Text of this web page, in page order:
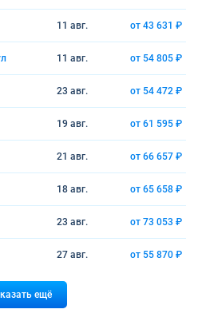
11 авг. от 43 631 ₽
11 авг. от 54 805 ₽
23 авг. от 54 472 ₽
19 авг. от 61 595 ₽
21 авг. от 66 657 ₽
18 авг. от 65 658 ₽
23 авг. от 73 053 ₽
27 авг. от 55 870 ₽
ещё